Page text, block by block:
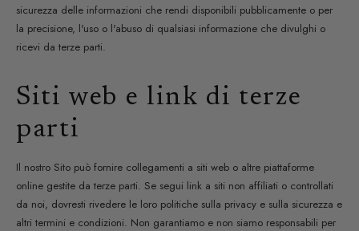
sicurezza delle informazioni che rendi disponibili pubblicamente o per
la precisione, l'uso o l'abuso di qualsiasi informazione che divulghi o
ricevi da terze parti.
Siti web e link di terze
parti
Il nostro Sito può fornire collegamenti a siti web o altre piattaforme
online gestite da terze parti. Se segui link a siti non affiliati o controllati
da noi, dovresti rivedere le loro politiche sulla privacy e sulla sicurezza e
altri termini e condizioni. Non garantiamo e non siamo responsabili per